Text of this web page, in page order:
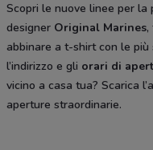
Scopri le nuove linee per la
designer Original Marines,
abbinare a t-shirt con le
l’indirizzo e gli orari di
vicino a casa tua? Scarica
aperture straordinarie.